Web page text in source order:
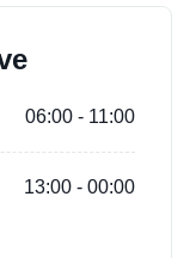
06:00 - 11:00
13:00 - 00:00